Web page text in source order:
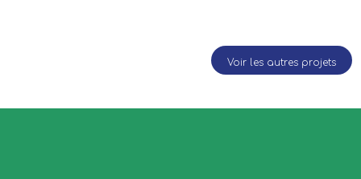
Voir les autres projets